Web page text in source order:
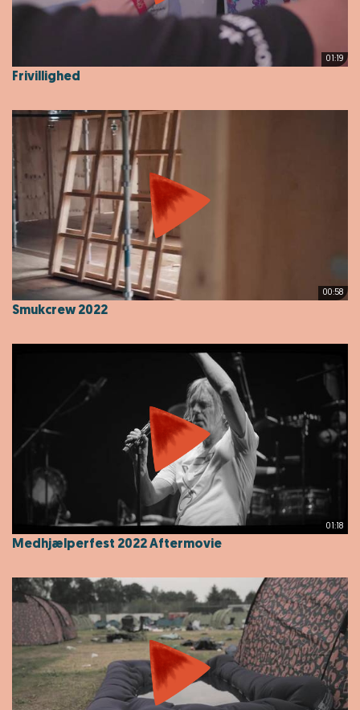
01:19
Frivillighed
00:58
Smukcrew 2022
01:18
Medhjælperfest 2022 Aftermovie